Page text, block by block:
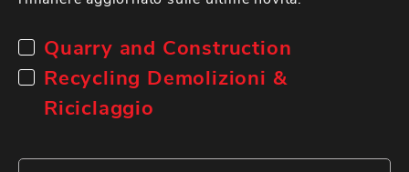
Quarry and Construction
Recycling Demolizioni &
Riciclaggio